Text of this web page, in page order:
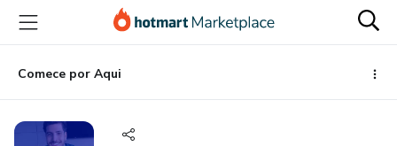
para
conteúdo
principal
para
pagamento
para
rodapé
Comece por Aqui